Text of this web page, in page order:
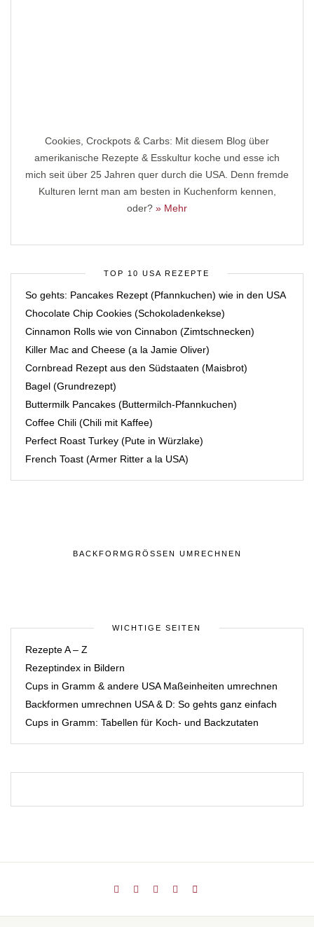
Cookies, Crockpots & Carbs: Mit diesem Blog über
amerikanische Rezepte & Esskultur koche und esse ich
mich seit über 25 Jahren quer durch die USA. Denn fremde
Kulturen lernt man am besten in Kuchenform kennen,
oder? » Mehr
TOP 10 USA REZEPTE
So gehts: Pancakes Rezept (Pfannkuchen) wie in den USA
Chocolate Chip Cookies (Schokoladenkekse)
Cinnamon Rolls wie von Cinnabon (Zimtschnecken)
Killer Mac and Cheese (a la Jamie Oliver)
Cornbread Rezept aus den Südstaaten (Maisbrot)
Bagel (Grundrezept)
Buttermilk Pancakes (Buttermilch-Pfannkuchen)
Coffee Chili (Chili mit Kaffee)
Perfect Roast Turkey (Pute in Würzlake)
French Toast (Armer Ritter a la USA)
BACKFORMGRÖSSEN UMRECHNEN
WICHTIGE SEITEN
Rezepte A – Z
Rezeptindex in Bildern
Cups in Gramm & andere USA Maßeinheiten umrechnen
Backformen umrechnen USA & D: So gehts ganz einfach
Cups in Gramm: Tabellen für Koch- und Backzutaten